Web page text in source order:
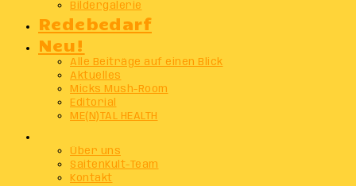
Bildergalerie
Redebedarf
Neu!
Alle Beiträge auf einen Blick
Aktuelles
Micks Mush-Room
Editorial
ME(N)TAL HEALTH
Über uns
SaitenKult-Team
Kontakt